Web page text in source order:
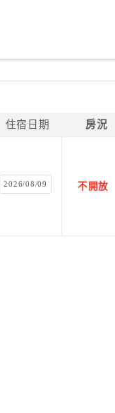
住宿日期 房況
2026/08/09 不開放